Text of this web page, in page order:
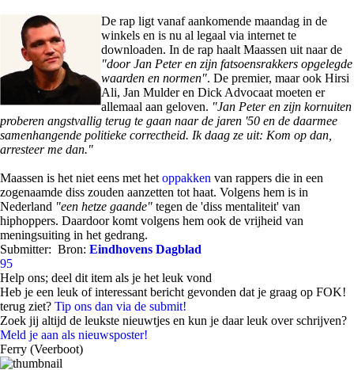
De rap ligt vanaf aankomende maandag in de
winkels en is nu al legaal via internet te
downloaden. In de rap haalt Maassen uit naar de
"door Jan Peter en zijn fatsoensrakkers opgelegde
waarden en normen". De premier, maar ook Hirsi
Ali, Jan Mulder en Dick Advocaat moeten er
allemaal aan geloven. "Jan Peter en zijn kornuiten
proberen angstvallig terug te gaan naar de jaren '50 en de daarmee
samenhangende politieke correctheid. Ik daag ze uit: Kom op dan,
arresteer me dan."
Maassen is het niet eens met het oppakken van rappers die in een
zogenaamde diss zouden aanzetten tot haat. Volgens hem is in
Nederland "een hetze gaande" tegen de 'diss mentaliteit' van
hiphoppers. Daardoor komt volgens hem ook de vrijheid van
meningsuiting in het gedrang.
Submitter: Bron: Eindhovens Dagblad
95
Help ons; deel dit item als je het leuk vond
Heb je een leuk of interessant bericht gevonden dat je graag op FOK!
terug ziet? Tip ons dan via de submit!
Zoek jij altijd de leukste nieuwtjes en kun je daar leuk over schrijven?
Meld je aan als nieuwsposter!
Ferry (Veerboot)